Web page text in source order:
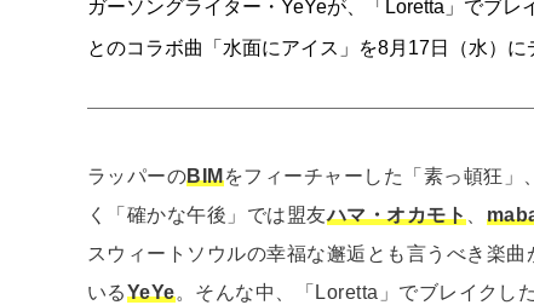
ガーソングライター・YeYeが、「Loretta」でブ
とのコラボ曲「水面にアイス」を8月17日（水）に
ラッパーのBIMをフィーチャーした「素っ頓狂」
く「確かな午後」では盟友ハマ・オカモト
スウィートソウルの幸福な邂逅とも言うべき楽
いるYeYe。そんな中、「Loretta」でブレイクし